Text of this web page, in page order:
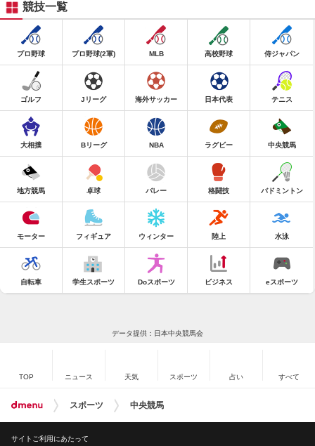
競技一覧
プロ野球 プロ野球(2軍) MLB 高校野球 侍ジャパン
ゴルフ Jリーグ 海外サッカー 日本代表 テニス
大相撲 Bリーグ NBA ラグビー 中央競馬
地方競馬 卓球 バレー 格闘技 バドミントン
モーター フィギュア ウィンター 陸上 水泳
自転車 学生スポーツ Doスポーツ ビジネス eスポーツ
データ提供：日本中央競馬会
TOP ニュース 天気 スポーツ 占い すべて
スポーツ 中央競馬
サイトご利用にあたって